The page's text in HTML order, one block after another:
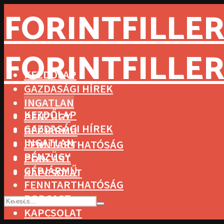
KEZDŐLAP
GAZDASÁGI HÍREK
INGATLAN
PÉNZÜGY
GÉPJÁRMŰ
FENNTARTHATÓSÁG
PODCAST
KAPCSOLAT
KEZDŐLAP
GAZDASÁGI HÍREK
INGATLAN
PÉNZÜGY
GÉPJÁRMŰ
FENNTARTHATÓSÁG
PODCAST
KAPCSOLAT